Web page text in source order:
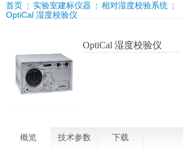
首页 ￤ 实验室建标仪器 ￤ 相对湿度校验系统 ￤
OptiCal 湿度校验仪
OptiCal 湿度校验仪
概览 技术参数 下载